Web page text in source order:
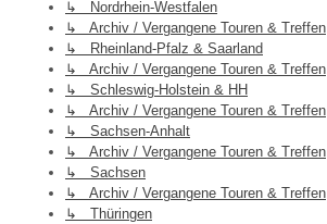
↳ Nordrhein-Westfalen
↳ Archiv / Vergangene Touren & Treffen
↳ Rheinland-Pfalz & Saarland
↳ Archiv / Vergangene Touren & Treffen
↳ Schleswig-Holstein & HH
↳ Archiv / Vergangene Touren & Treffen
↳ Sachsen-Anhalt
↳ Archiv / Vergangene Touren & Treffen
↳ Sachsen
↳ Archiv / Vergangene Touren & Treffen
↳ Thüringen